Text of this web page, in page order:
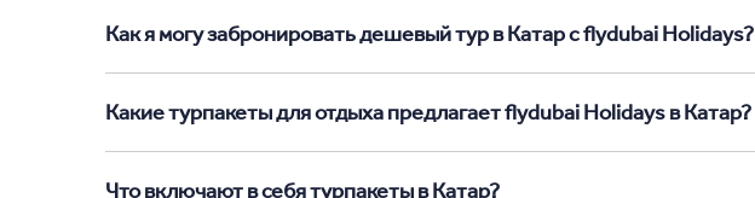
Как я могу забронировать дешевый тур в Катар с flydubai Holidays?
Какие турпакеты для отдыха предлагает flydubai Holidays в Катар?
Что включают в себя турпакеты в Катар?